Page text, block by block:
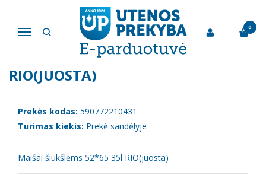
Navigacija
0
Namų apyvokos reikmenys
Maišai šiukšlėms 52*65 35l RIO(juosta)
MAIŠAI ŠIUKŠLĖMS 52*65 35L
RIO(JUOSTA)
Prekės kodas: 590772210431
Turimas kiekis: Prekė sandėlyje
Maišai šiukšlėms 52*65 35l RIO(juosta)